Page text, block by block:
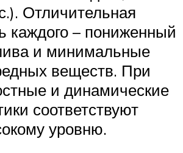
Отличительная
каждого – пониженный
и минимальные
веществ. При
и динамические
соответствуют
уровню.